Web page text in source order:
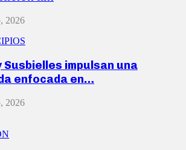
2026
Susbielles impulsan una
enfocada en…
2026